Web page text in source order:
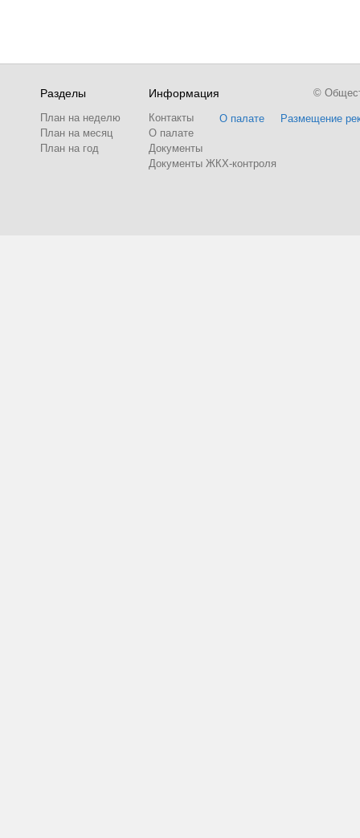
Разделы
План на неделю
План на месяц
План на год
Информация
Контакты
О палате
Документы
Документы ЖКХ-контроля
О палате Размещение
©